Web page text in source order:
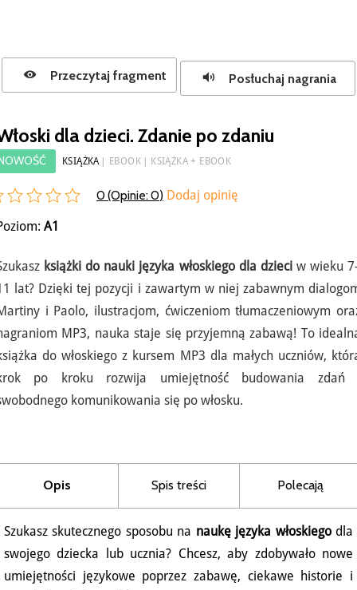
Przeczytaj fragment Posłuchaj nagrania
dla dzieci. Zdanie po zdaniu
KSIĄŻKA EBOOK KSIĄŻKA + EBOOK
0 (Opinie:0) Dodaj opinię
A1
książki do nauki języka włoskiego dla dzieciw wieku
lat? Dzięki tej pozycji i zawartym w niej zabawnym
i Paolo, ilustracjom, ćwiczeniom tłumaczeniowym
MP3, nauka staje się przyjemną zabawą! To
do włoskiego z kursem MP3 dla małych uczniów,
po kroku rozwija umiejętność budowania zdań
komunikowania się po włosku.
Opis Spis treści Polecają
Szukasz skutecznego sposobu na naukę języka włoskiegodla
swojego dziecka lub ucznia? Chcesz, aby zdobywało nowe
umiejętności językowe poprzez zabawę, ciekawe historie i